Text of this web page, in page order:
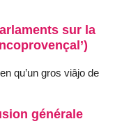
sur la
qu’un gros viâjo de
générale